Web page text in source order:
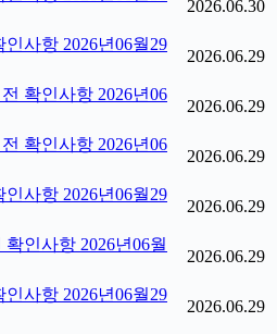
2026.06.30
사항 2026년06월29
2026.06.29
확인사항 2026년06
2026.06.29
확인사항 2026년06
2026.06.29
사항 2026년06월29
2026.06.29
인사항 2026년06월
2026.06.29
사항 2026년06월29
2026.06.29